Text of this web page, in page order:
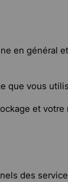
en général
que vous
et
des